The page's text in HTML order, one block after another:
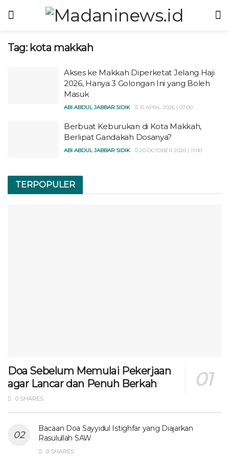
Tag: kota makkah
Akses ke Makkah Diperketat Jelang Haji
2026, Hanya 3 Golongan Ini yang Boleh
Masuk
ABI ABDUL JABBAR SIDIK 15 APRIL 2026 | 07:00
Berbuat Keburukan di Kota Makkah,
Berlipat Gandakah Dosanya?
ABI ABDUL JABBAR SIDIK 20 OCTOBER 2020 | 11:00
TERPOPULER
Doa Sebelum Memulai Pekerjaan
agar Lancar dan Penuh Berkah
0 SHARES
Bacaan Doa Sayyidul Istighfar yang Diajarkan
Rasulullah SAW
0 SHARES